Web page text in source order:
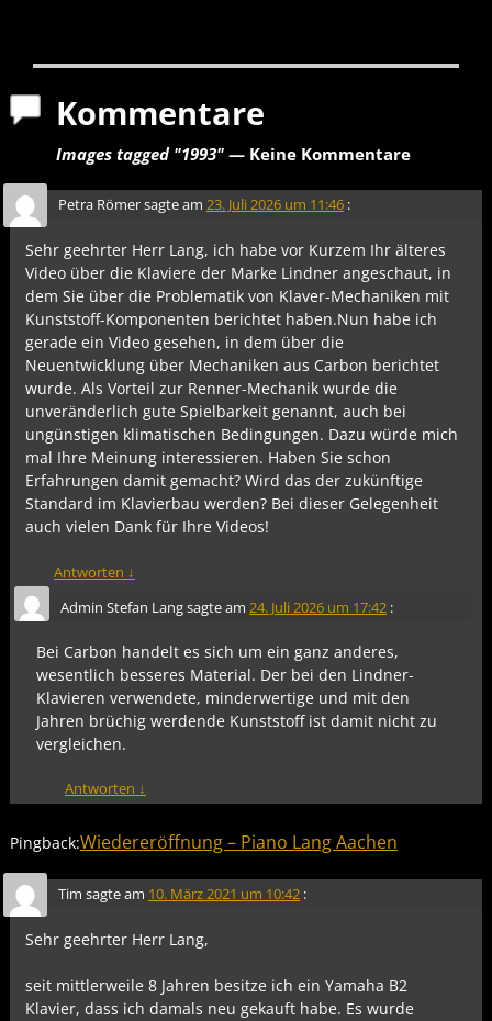
Kommentare
Images tagged "1993"— Keine Kommentare
Petra Römersagte am 23. Juli 2026 um 11:46 :
Sehr geehrter Herr Lang, ich habe vor Kurzem Ihr älteres
Video über die Klaviere der Marke Lindner angeschaut, in
dem Sie über die Problematik von Klaver-Mechaniken mit
Kunststoff-Komponenten berichtet haben.Nun habe ich
gerade ein Video gesehen, in dem über die
Neuentwicklung über Mechaniken aus Carbon berichtet
wurde. Als Vorteil zur Renner-Mechanik wurde die
unveränderlich gute Spielbarkeit genannt, auch bei
ungünstigen klimatischen Bedingungen. Dazu würde mich
mal Ihre Meinung interessieren. Haben Sie schon
Erfahrungen damit gemacht? Wird das der zukünftige
Standard im Klavierbau werden? Bei dieser Gelegenheit
auch vielen Dank für Ihre Videos!
Antworten ↓
Admin Stefan Langsagte am 24. Juli 2026 um 17:42 :
Bei Carbon handelt es sich um ein ganz anderes,
wesentlich besseres Material. Der bei den Lindner-
Klavieren verwendete, minderwertige und mit den
Jahren brüchig werdende Kunststoff ist damit nicht zu
vergleichen.
Antworten ↓
Pingback:Wiedereröffnung – Piano Lang Aachen
Tim sagte am 10. März 2021 um 10:42 :
Sehr geehrter Herr Lang,
seit mittlerweile 8 Jahren besitze ich ein Yamaha B2
Klavier, dass ich damals neu gekauft habe. Es wurde